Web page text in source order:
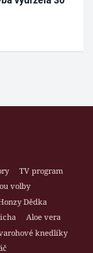
TV program
volby
Dědka
Aloe vera
knedlíky